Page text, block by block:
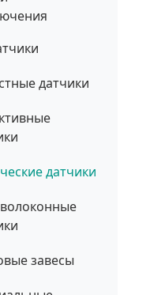
датчики
датчики
завесы